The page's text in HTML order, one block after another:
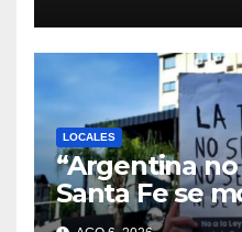
LOCALES
“Argentina no
Santa Fe se
proyecto de